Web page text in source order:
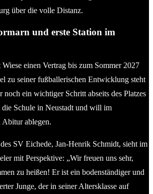
über die volle Distanz.
und erste Station im
einen Vertrag bis zum Sommer 2027
zu seiner fußballerischen Entwicklung steht
noch ein wichtiger Schritt abseits des Platzes
die Schule in Neustadt und will im
Abitur ablegen.
SV Eichede, Jan-Henrik Schmidt, sieht im
mit Perspektive: „Wir freuen uns sehr,
zu heißen! Er ist ein bodenständiger und
Junge, der in seiner Altersklasse auf